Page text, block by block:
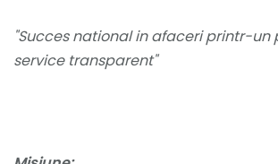
"Succes national in afaceri printr-un
service transparent"